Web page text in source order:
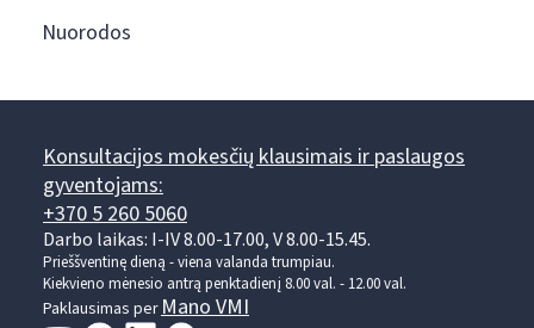
Nuorodos
Konsultacijos mokesčių klausimais ir paslaugos
gyventojams:
+370 5 260 5060
Darbo laikas: I-IV 8.00-17.00, V 8.00-15.45.
Prieššventinę dieną - viena valanda trumpiau.
Kiekvieno mėnesio antrą penktadienį 8.00 val. - 12.00 val.
Paklausimas perMano VMI